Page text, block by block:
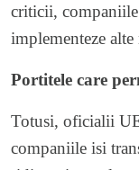
criticii, companiile
implementeze
Portitele care
Totusi, oficialii
companiile isi